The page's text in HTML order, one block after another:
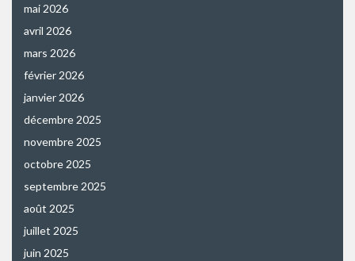
mai 2026
avril 2026
mars 2026
février 2026
janvier 2026
décembre 2025
novembre 2025
octobre 2025
septembre 2025
août 2025
juillet 2025
juin 2025